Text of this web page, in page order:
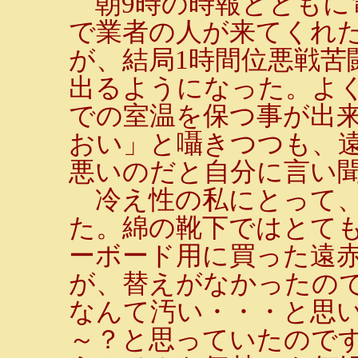
で業者の人が来てくれ
が、結局1時間位悪戦
出るようになった。よ
での室温を保つ事が出
おい」と囁きつつも、
悪いのだと自分に言い
冷え性の私にとって
た。綿の靴下ではとて
ーボード用に買った遠
が、替えがなかったの
なんて汚い・・・と思
～？と思っていたので